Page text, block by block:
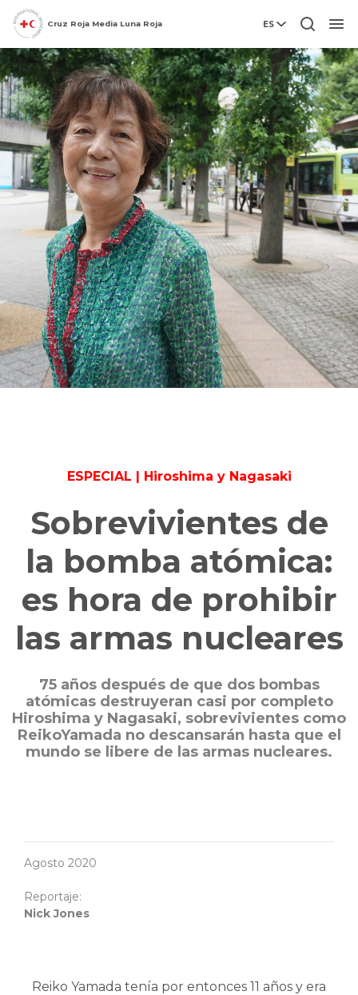
Cruz Roja Media Luna Roja ES
ESPECIAL | Hiroshima y Nagasaki
Sobrevivientes de
la bomba atómica:
es hora de prohibir
las armas nucleares
75 años después de que dos bombas
atómicas destruyeran casi por completo
Hiroshima y Nagasaki, sobrevivientes como
ReikoYamada no descansarán hasta que el
mundo se libere de las armas nucleares.
Agosto 2020
Reportaje:
Nick Jones
Reiko Yamada tenía por entonces 11 años y era